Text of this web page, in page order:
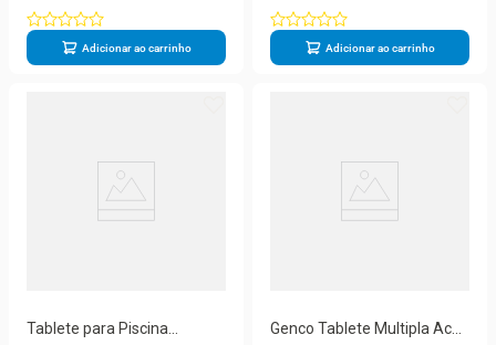
Adicionar ao carrinho Adicionar ao carrinho
Tablete para Piscina
Genco Tablete Multipla Acao